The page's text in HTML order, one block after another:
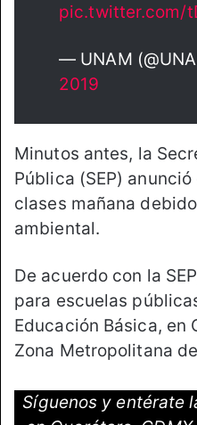
pic.twitter.com/
— UNAM
2019
Minutos antes, la
Pública (SEP)
clases mañana
ambiental.
De acuerdo con la
para escuelas
Educación Básica, en
Zona Metropolitana
Síguenos y entérate